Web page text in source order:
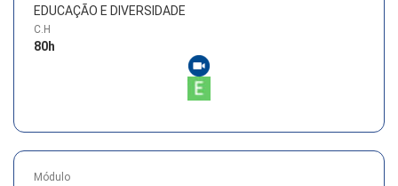
EDUCAÇÃO E DIVERSIDADE
C.H
80h
Módulo